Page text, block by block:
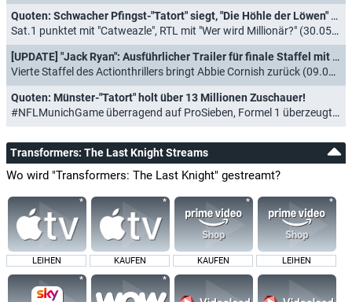
Quoten: Schwacher Pfingst-"Tatort" siegt, "Die Höhle der Löwen" endet mit Allzeit-Tief
Sat.1 punktet mit "Catweazle", RTL mit "Wer wird Millionär?" (30.05.2023)
[UPDATE] "Jack Ryan": Ausführlicher Trailer für finale Staffel mit John Krasinski veröffentlicht
Vierte Staffel des Actionthrillers bringt Abbie Cornish zurück (09.05.2023)
Quoten: Münster-"Tatort" holt über 13 Millionen Zuschauer!
#NFLMunichGame überragend auf ProSieben, Formel 1 überzeugt bei RTL (14.11.2022)
Transformers: The Last Knight Streams
Wo wird "Transformers: The Last Knight" gestreamt?
LEIHEN KAUFEN KAUFEN LEIHEN